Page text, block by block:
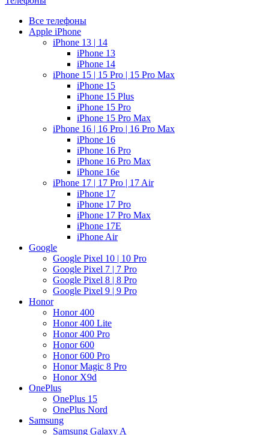
Все телефоны
Apple iPhone
iPhone 13 | 14
iPhone 13
iPhone 14
iPhone 15 | 15 Pro | 15 Pro Max
iPhone 15
iPhone 15 Plus
iPhone 15 Pro
iPhone 15 Pro Max
iPhone 16 | 16 Pro | 16 Pro Max
iPhone 16
iPhone 16 Pro
iPhone 16 Pro Max
iPhone 16e
iPhone 17 | 17 Pro | 17 Air
iPhone 17
iPhone 17 Pro
iPhone 17 Pro Max
iPhone 17E
iPhone Air
Google
Google Pixel 10 | 10 Pro
Google Pixel 7 | 7 Pro
Google Pixel 8 | 8 Pro
Google Pixel 9 | 9 Pro
Honor
Honor 400
Honor 400 Lite
Honor 400 Pro
Honor 600
Honor 600 Pro
Honor Magic 8 Pro
Honor X9d
OnePlus
OnePlus 15
OnePlus Nord
Samsung
Samsung Galaxy A